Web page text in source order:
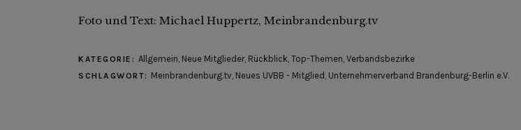
Foto und Text: Michael Huppertz, Meinbrandenburg.tv
KATEGORIE: Allgemein Neue Mitglieder, Rückblick Top-Themen Verbandsbezirke
SCHLAGWORT: Meinbrandenburg.tv Neues UVBB - Mitglied Unternehmerverband Brandenburg-Berlin e.V.